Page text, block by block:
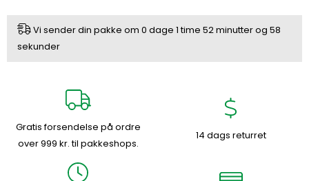
Vi sender din pakke om 0 dage 1 time 52 minutterog 57
sekunder
Gratis forsendelse på ordre
over 999 kr. til pakkeshops.
14 dags returret